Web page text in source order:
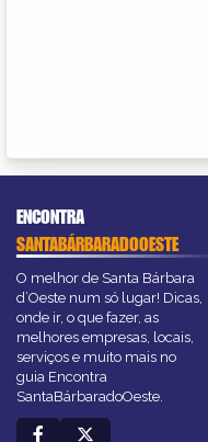
ENCONTRA
SANTABÁRBARADOOESTE
O melhor de Santa Bárbara
d’Oeste num só lugar! Dicas,
onde ir, o que fazer, as
melhores empresas, locais,
serviços e muito mais no
guia Encontra
SantaBárbaradoOeste.